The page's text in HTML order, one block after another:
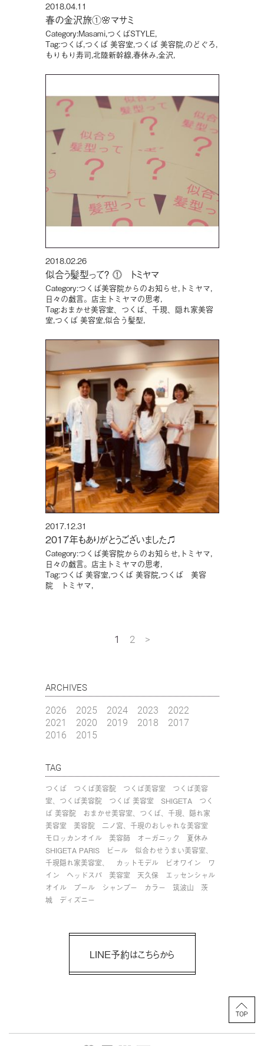
2018.04.11
春の金沢旅①🌸マサミ
Category:Masami,つくばSTYLE,
Tag:つくば,つくば 美容室,つくば 美容院,のどぐろ,
もりもり寿司,北陸新幹線,春休み,金沢,
2018.02.26
似合う髪型って？ ⓵ トミヤマ
Category:つくば美容院からのお知らせ,トミヤマ,
日々の戯言。店主トミヤマの思考,
Tag:おまかせ美容室、つくば、千現、隠れ家美容
室,つくば 美容室,似合う髪型,
2017.12.31
2017年もありがとうございました♫
Category:つくば美容院からのお知らせ,トミヤマ,
日々の戯言。店主トミヤマの思考,
Tag:つくば 美容室,つくば 美容院,つくば 美容
院 トミヤマ,
1 2 >
ARCHIVES
2026 2025 2024 2023
2022
2021
2020 2019 2018
2017
2016
2015
TAG
つくば つくば美容院 つくば美容室
つくば美容
室、つくば美容院
つくば 美容室 SHIGETA
つく
ば 美容院
おまかせ美容室、つくば、千現、隠れ家
美容室
美容院
二ノ宮、千現のおしゃれな美容室
モロッカンオイル
美容師 オーガニック
夏休み
SHIGETA PARIS
ビール
似合わせうまい美容室、
千現隠れ家美容室、
カットモデル ビオワイン
ワ
イン
ヘッドスパ 美容室 天久保
エッセンシャル
オイル
プール シャンプー カラー 筑波山
茨
城
ディズニー
LINE予約はこちらから